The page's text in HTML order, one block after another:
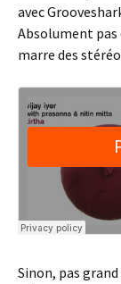
avec
Absolument pas
marre des
Sinon, pas